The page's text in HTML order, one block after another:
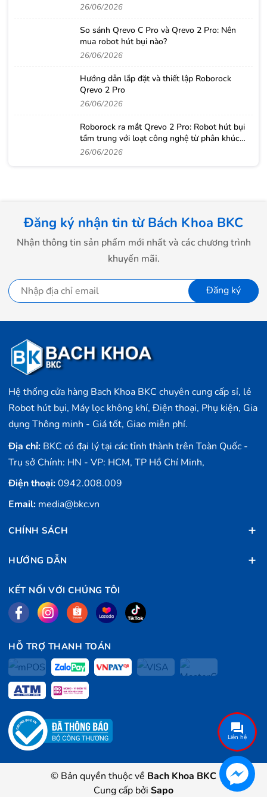
26/06/2026
So sánh Qrevo C Pro và Qrevo 2 Pro: Nên
mua robot hút bụi nào?
26/06/2026
Hướng dẫn lắp đặt và thiết lập Roborock
Qrevo 2 Pro
26/06/2026
Roborock ra mắt Qrevo 2 Pro: Robot hút bụi
tầm trung với loạt công nghệ từ phân khúc
cao cấp
26/06/2026
Đăng ký nhận tin từ Bách Khoa BKC
Nhận thông tin sản phẩm mới nhất và các chương trình
khuyến mãi.
Đăng ký
Hệ thống cửa hàng Bach Khoa BKC chuyên cung cấp sỉ, lẻ
Robot hút bụi, Máy lọc không khí, Điện thoại, Phụ kiện, Gia
dụng Thông minh - Giá tốt, Giao miễn phí.
Địa chỉ: BKC có đại lý tại các tỉnh thành trên Toàn Quốc -
Trụ sở Chính: HN - VP: HCM, TP Hồ Chí Minh,
Điện thoại:0942.008.009
Email: media@bkc.vn
CHÍNH SÁCH
HƯỚNG DẪN
KẾT NỐI VỚI CHÚNG TÔI
HỖ TRỢ THANH TOÁN
© Bản quyền thuộc về Bach Khoa BKC
Cung cấp bởi Sapo
Liên hệ